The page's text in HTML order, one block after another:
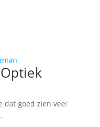
dat goed zien veel